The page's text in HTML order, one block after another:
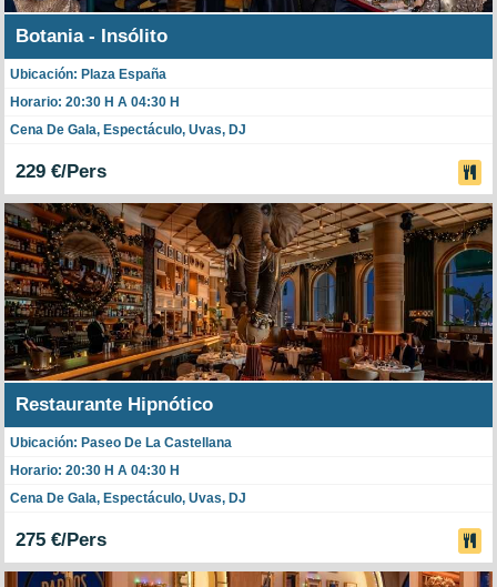
Botania - Insólito
Ubicación: Plaza España
Horario: 20:30 H A 04:30 H
Cena De Gala, Espectáculo, Uvas, DJ
229 €/Pers
Restaurante Hipnótico
Ubicación: Paseo De La Castellana
Horario: 20:30 H A 04:30 H
Cena De Gala, Espectáculo, Uvas, DJ
275 €/Pers